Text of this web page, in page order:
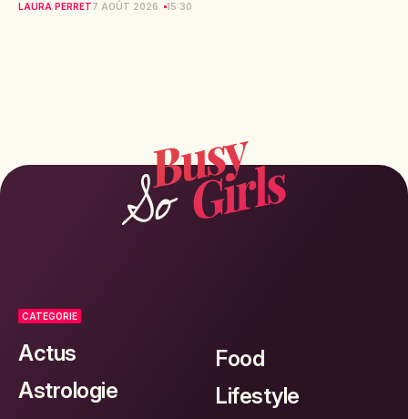
LAURA PERRET7 AOÛT 2026 15:30
CATEGORIE
Actus
Astrologie
Food
Lifestyle